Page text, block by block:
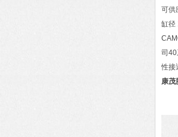
可供
缸径
司40
性接
康茂